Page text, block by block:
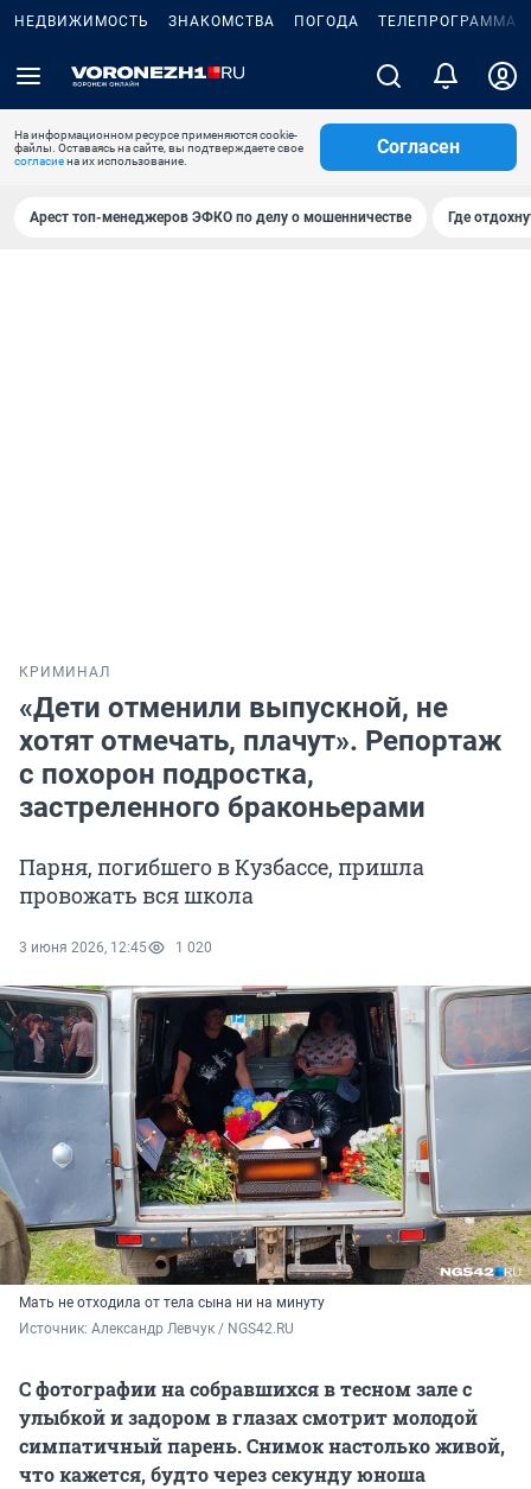
НЕДВИЖИМОСТЬ ЗНАКОМСТВА ПОГОДА ТЕЛЕПРОГРАММА
На информационном ресурсе применяются cookie-
файлы. Оставаясь на сайте, вы подтверждаете свое
согласиена их использование.
Согласен
Арест топ-менеджеров ЭФКО по делу о мошенничестве Где
КРИМИНАЛ
«Дети отменили выпускной, не
хотят отмечать, плачут». Репортаж
с похорон подростка,
застреленного браконьерами
Парня, погибшего в Кузбассе, пришла
провожать вся школа
3 июня 2026, 12:45 1 020
Мать не отходила от тела сына ни на минуту
Источник: Александр Левчук / NGS42.RU
С фотографии на собравшихся в тесном зале с
улыбкой и задором в глазах смотрит молодой
симпатичный парень. Снимок настолько живой,
что кажется, будто через секунду юноша